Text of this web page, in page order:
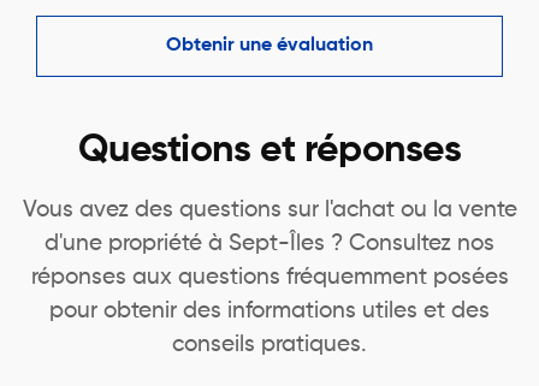
Obtenir une évaluation
Questions et réponses
Vous avez des questions sur l'achat ou la vente
d'une propriété à Sept-Îles ? Consultez nos
réponses aux questions fréquemment posées
pour obtenir des informations utiles et des
conseils pratiques.